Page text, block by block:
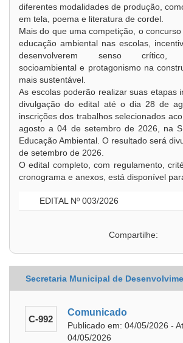
diferentes modalidades de produção,
em tela, poema e literatura de cordel.
Mais do que uma competição, o
educação ambiental nas escolas,
desenvolverem senso crítico,
socioambiental e protagonismo na
mais sustentável.
As escolas poderão realizar suas etapas
divulgação do edital até o dia 28 de
inscrições dos trabalhos selecionados
agosto a 04 de setembro de 2026, na
Educação Ambiental. O resultado será
de setembro de 2026.
O edital completo, com regulamento,
cronograma e anexos, está disponível
EDITAL Nº 003/2026
Compartilhe:
Secretaria Municipal de
C-992
Comunicado
Publicado em: 04/05/2026 -
04/05/2026